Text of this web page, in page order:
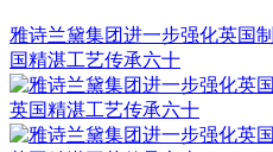
雅诗兰黛集团进一步强化英国
国精湛工艺传承六十